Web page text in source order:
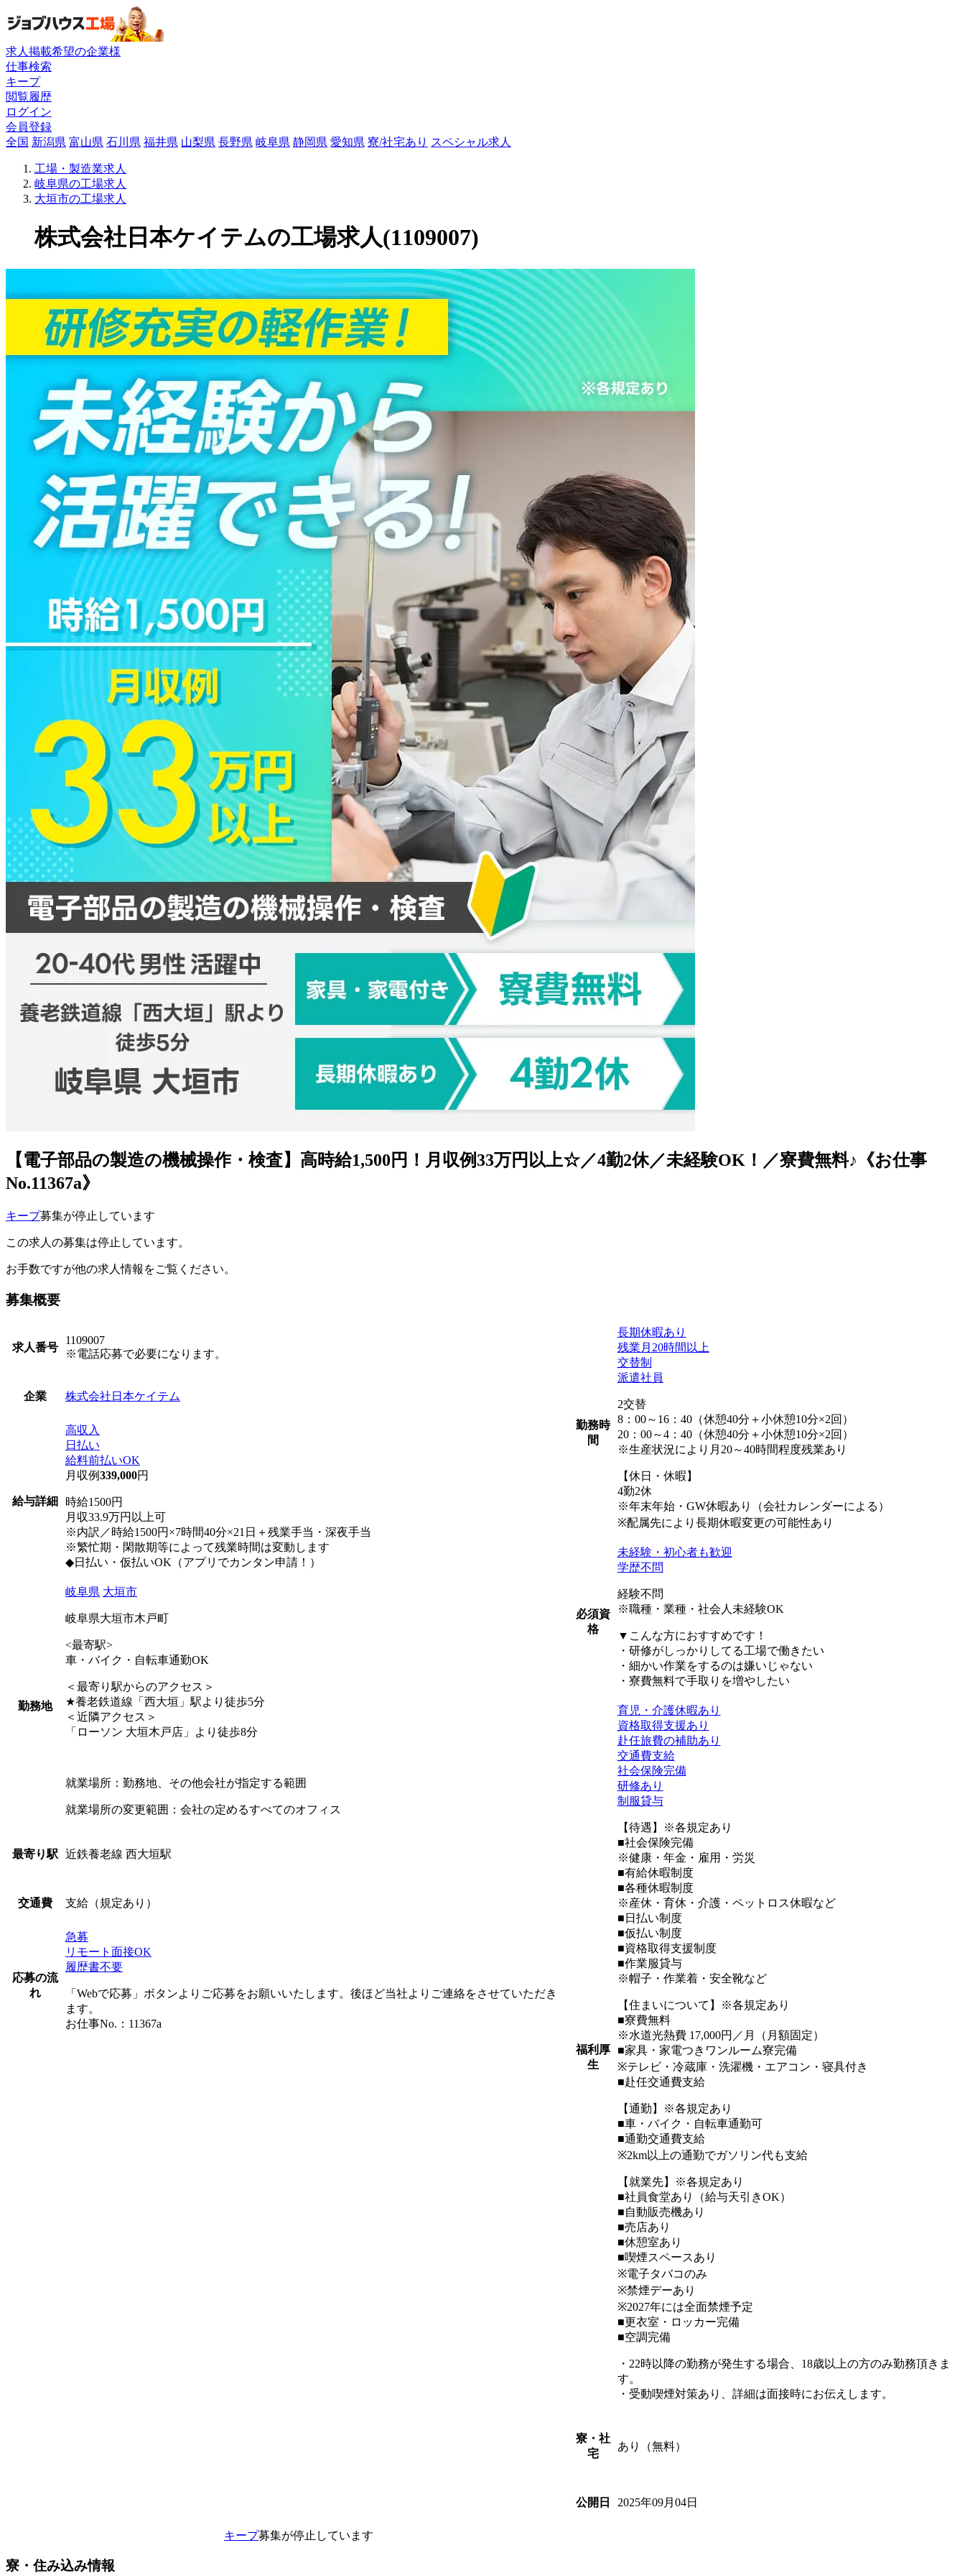
求人掲載希望の企業様
仕事検索
キープ
閲覧履歴
ログイン
会員登録
全国 新潟県 富山県 石川県 福井県 山梨県 長野県 岐阜県 静岡県 愛知県 寮/社宅あり スペシャル求人
工場・製造業求人
岐阜県の工場求人
大垣市の工場求人
株式会社日本ケイテムの工場求人(1109007)
【電子部品の製造の機械操作・検査】高時給1,500円！月収例33万円以上☆／4勤2休／未経験OK！／寮費無料♪《お仕事
No.11367a》
キープ募集が停止しています
この求人の募集は停止しています。
お手数ですが他の求人情報をご覧ください。
募集概要
求人番号
1109007
※電話応募で必要になります。
企業 株式会社日本ケイテム
給与詳細
高収入
日払い
給料前払いOK
月収例339,000円
時給1500円
月収33.9万円以上可
※内訳／時給1500円×7時間40分×21日＋残業手当・深夜手当
※繁忙期・閑散期等によって残業時間は変動します
◆日払い・仮払いOK（アプリでカンタン申請！）
勤務地
岐阜県 大垣市
岐阜県大垣市木戸町
<最寄駅>
車・バイク・自転車通勤OK
＜最寄り駅からのアクセス＞
★養老鉄道線「西大垣」駅より徒歩5分
＜近隣アクセス＞
「ローソン 大垣木戸店」より徒歩8分
就業場所：勤務地、その他会社が指定する範囲
就業場所の変更範囲：会社の定めるすべてのオフィス
最寄り駅 近鉄養老線 西大垣駅
交通費 支給（規定あり）
応募の流
れ
急募
リモート面接OK
履歴書不要
「Webで応募」ボタンよりご応募をお願いいたします。後ほど当社よりご連絡をさせていただき
ます。
お仕事No.：11367a
勤務時
間
長期休暇あり
残業月20時間以上
交替制
派遣社員
2交替
8：00～16：40（休憩40分＋小休憩10分×2回）
20：00～4：40（休憩40分＋小休憩10分×2回）
※生産状況により月20～40時間程度残業あり
【休日・休暇】
4勤2休
※年末年始・GW休暇あり（会社カレンダーによる）
※配属先により長期休暇変更の可能性あり
必須資
格
未経験・初心者も歓迎
学歴不問
経験不問
※職種・業種・社会人未経験OK
▼こんな方におすすめです！
・研修がしっかりしてる工場で働きたい
・細かい作業をするのは嫌いじゃない
・寮費無料で手取りを増やしたい
福利厚
生
育児・介護休暇あり
資格取得支援あり
赴任旅費の補助あり
交通費支給
社会保険完備
研修あり
制服貸与
【待遇】※各規定あり
■社会保険完備
※健康・年金・雇用・労災
■有給休暇制度
■各種休暇制度
※産休・育休・介護・ペットロス休暇など
■日払い制度
■仮払い制度
■資格取得支援制度
■作業服貸与
※帽子・作業着・安全靴など
【住まいについて】※各規定あり
■寮費無料
※水道光熱費 17,000円／月（月額固定）
■家具・家電つきワンルーム寮完備
※テレビ・冷蔵庫・洗濯機・エアコン・寝具付き
■赴任交通費支給
【通勤】※各規定あり
■車・バイク・自転車通勤可
■通勤交通費支給
※2km以上の通勤でガソリン代も支給
【就業先】※各規定あり
■社員食堂あり（給与天引きOK）
■自動販売機あり
■売店あり
■休憩室あり
■喫煙スペースあり
※電子タバコのみ
※禁煙デーあり
※2027年には全面禁煙予定
■更衣室・ロッカー完備
■空調完備
・22時以降の勤務が発生する場合、18歳以上の方のみ勤務頂きま
す。
・受動喫煙対策あり、詳細は面接時にお伝えします。
寮・社
宅
あり（無料）
公開日 2025年09月04日
キープ募集が停止しています
寮・住み込み情報